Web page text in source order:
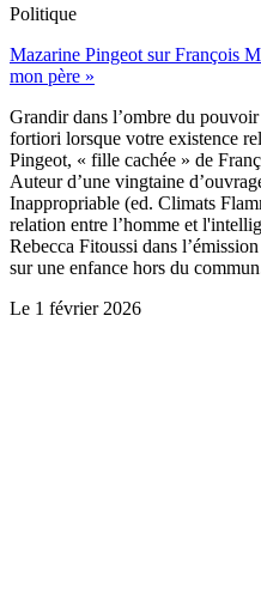
Politique
Mazarine Pingeot sur François
mon père »
Grandir dans l’ombre du
fortiori lorsque votre existence
Pingeot, « fille cachée » de
Auteur d’une vingtaine
Inappropriable (ed. Climats
relation entre l’homme et
Rebecca Fitoussi dans
sur une enfance hors du
Le 1 février 2026